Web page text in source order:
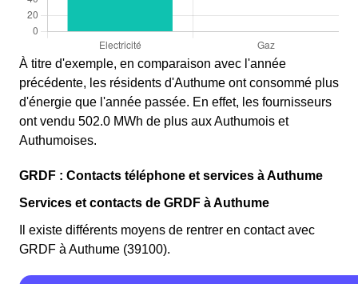
À titre d'exemple, en comparaison avec l'année
précédente, les résidents d'Authume ont consommé plus
d'énergie que l'année passée. En effet, les fournisseurs
ont vendu 502.0 MWh de plus aux Authumois et
Authumoises.
GRDF : Contacts téléphone et services à Authume
Services et contacts de GRDF à Authume
Il existe différents moyens de rentrer en contact avec
GRDF à Authume (39100).